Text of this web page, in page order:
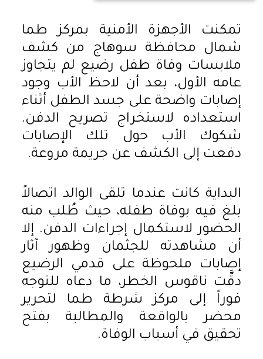
تمكنت الأجهزة الأمنية بمركز طما
شمال محافظة سوهاج من كشف
ملابسات وفاة طفل رضيع لم يتجاوز
عامه الأول، بعد أن لاحظ الأب وجود
إصابات واضحة على جسد الطفل أثناء
استعداده لاستخراج تصريح الدفن.
شكوك الأب حول تلك الإصابات
دفعت إلى الكشف عن جريمة مروعة.
البداية كانت عندما تلقى الوالد اتصالاً
بلغ فيه بوفاة طفله، حيث طُلب منه
الحضور لاستكمال إجراءات الدفن. إلا
أن مشاهدته للجثمان وظهور آثار
إصابات ملحوظة على قدمي الرضيع
دقَّت ناقوس الخطر، ما دعاه للتوجه
فوراً إلى مركز شرطة طما لتحرير
محضر بالواقعة والمطالبة بفتح
تحقيق في أسباب الوفاة.